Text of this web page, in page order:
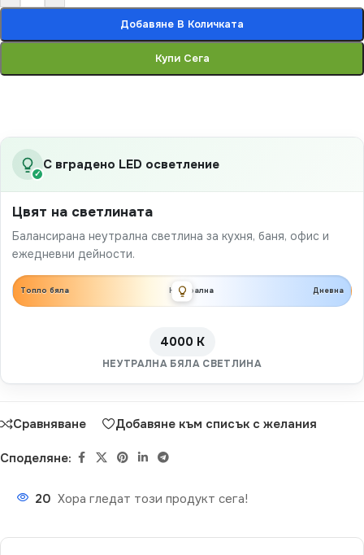
Добавяне В Количката
Купи Сега
✓
С вградено LED осветление
Цвят на светлината
Балансирана неутрална светлина за кухня, баня, офис и
ежедневни дейности.
Топло бяла Неутрална Дневна
4000 K
НЕУТРАЛНА БЯЛА СВЕТЛИНА
Сравняване Добавяне към списък с желания
Споделяне:
20 Хора гледат този продукт сега!